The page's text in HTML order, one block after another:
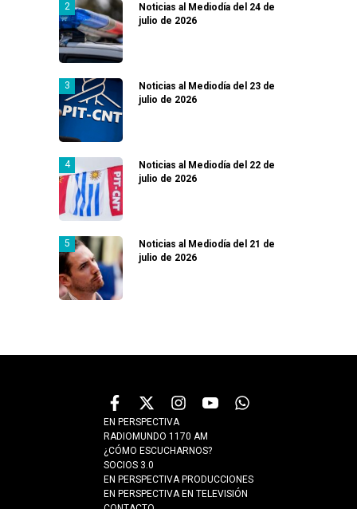
Noticias al Mediodía del 24 de
julio de 2026
Noticias al Mediodía del 23 de
julio de 2026
Noticias al Mediodía del 22 de
julio de 2026
Noticias al Mediodía del 21 de
julio de 2026
EN PERSPECTIVA
RADIOMUNDO 1170 AM
¿CÓMO ESCUCHARNOS?
SOCIOS 3.0
EN PERSPECTIVA PRODUCCIONES
EN PERSPECTIVA EN TELEVISIÓN